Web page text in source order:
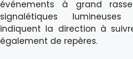
événements à grand
signalétiques lumineuses
indiquent la direction à
également de repères.